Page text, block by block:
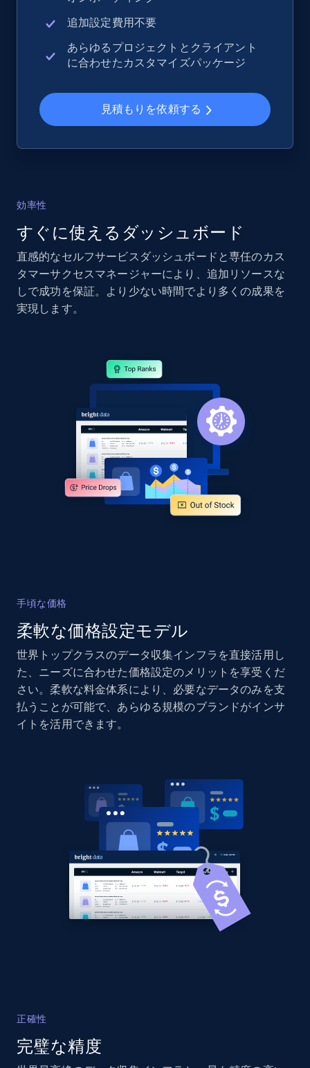
追加設定費用不要
あらゆるプロジェクトとクライアント
に合わせたカスタマイズパッケージ
見積もりを依頼する
効率性
すぐに使えるダッシュボード
直感的なセルフサービスダッシュボードと専任のカス
タマーサクセスマネージャーにより、追加リソースな
しで成功を保証。より少ない時間でより多くの成果を
実現します。
手頃な価格
柔軟な価格設定モデル
世界トップクラスのデータ収集インフラを直接活用し
た、ニーズに合わせた価格設定のメリットを享受くだ
さい。柔軟な料金体系により、必要なデータのみを支
払うことが可能で、あらゆる規模のブランドがインサ
イトを活用できます。
正確性
完璧な精度